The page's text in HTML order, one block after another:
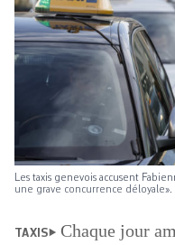
Les taxis genevois accusent
une grave concurrence déloyale».
TAXIS
Chaque jour